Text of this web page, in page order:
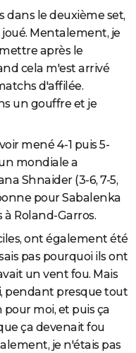
dans le deuxième set,
Mentalement, je
après le
cela m'est arrivé
d'affilée.
un gouffre et je
mené 4-1 puis 5-
mondiale a
Shnaider (3-6, 7-5,
pour Sabalenka
Roland-Garros.
ont également été
pas pourquoi ils ont
un vent fou. Mais
pendant presque tout
moi, et puis ça
ça devenait fou
je n'étais pas